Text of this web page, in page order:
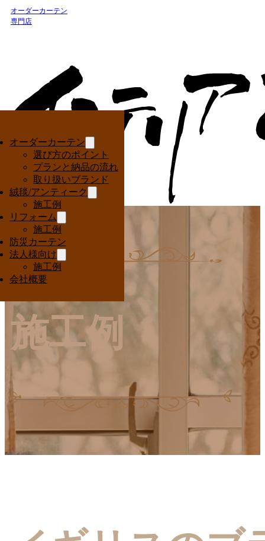
オーダーカーテン
専門店
オーダーカーテン
選び方のポイント
プランと納品の流れ
取り扱いブランド
絨毯/アンティーク
施工例
リフォーム
施工例
防災カーテン
法人様向け
施工例
会社概要
Interior Ota
施工例